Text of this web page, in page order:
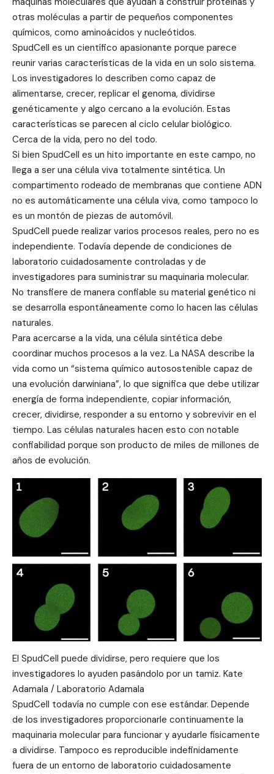
otras moléculas a partir de pequeños componentes
químicos, como aminoácidos y nucleótidos.
SpudCell es un científico apasionante porque parece
reunir varias características de la vida en un solo sistema.
Los investigadores lo describen como capaz de
alimentarse, crecer, replicar el genoma, dividirse
genéticamente y algo cercano a la evolución. Estas
características se parecen al ciclo celular biológico.
Cerca de la vida, pero no del todo.
Si bien SpudCell es un hito importante en este campo, no
llega a ser una célula viva totalmente sintética. Un
compartimento rodeado de membranas que contiene ADN
no es automáticamente una célula viva, como tampoco lo
es un montón de piezas de automóvil.
SpudCell puede realizar varios procesos reales, pero no es
independiente. Todavía depende de condiciones de
laboratorio cuidadosamente controladas y de
investigadores para suministrar su maquinaria molecular.
No transfiere de manera confiable su material genético ni
se desarrolla espontáneamente como lo hacen las células
naturales.
Para acercarse a la vida, una célula sintética debe
coordinar muchos procesos a la vez. La NASA describe la
vida como un “sistema químico autosostenible capaz de
una evolución darwiniana”, lo que significa que debe utilizar
energía de forma independiente, copiar información,
crecer, dividirse, responder a su entorno y sobrevivir en el
tiempo. Las células naturales hacen esto con notable
confiabilidad porque son producto de miles de millones de
años de evolución.
El SpudCell puede dividirse, pero requiere que los
investigadores lo ayuden pasándolo por un tamiz. Kate
Adamala / Laboratorio Adamala
SpudCell todavía no cumple con ese estándar. Depende
de los investigadores proporcionarle continuamente la
maquinaria molecular para funcionar y ayudarle físicamente
a dividirse. Tampoco es reproducible indefinidamente
fuera de un entorno de laboratorio cuidadosamente